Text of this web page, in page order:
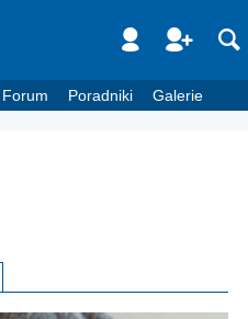
Forum Poradniki Galerie